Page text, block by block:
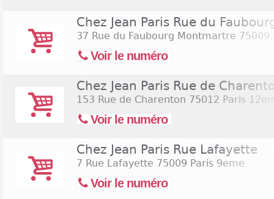
supermarchés ouverts le dimanche 9 août 2026
2026(Assomption).
Chez Jean Paris Rue du
37 Rue du Faubourg Montmartre 75009
Voir le numéro
Chez Jean Paris Rue de
153 Rue de Charenton 75012 Paris
Voir le numéro
Chez Jean Paris Rue Lafayette
7 Rue Lafayette 75009 Paris 9eme
Voir le numéro